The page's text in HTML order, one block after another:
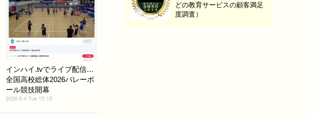
インハイ.tvでライブ配信…
全国高校総体2026バレーボ
ール競技開幕
2026.8.4 Tue 15:15
どの教育サービスの顧客満足
度調査）